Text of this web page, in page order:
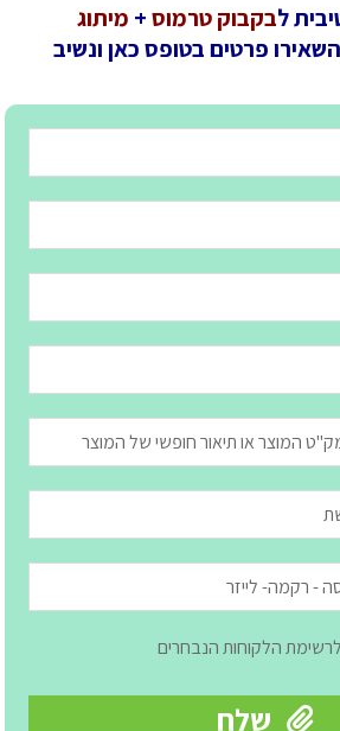
לבקבוק טרמוס+ מיתוג
פרטים בטופס כאן ונשיב